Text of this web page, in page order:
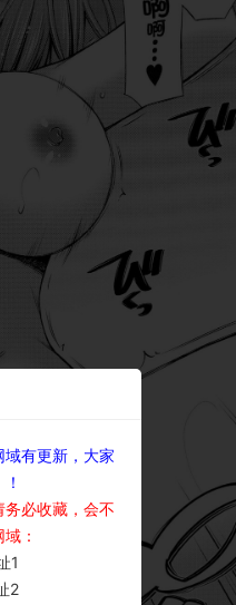
有更新，大家
必收藏，会不
：
1
2